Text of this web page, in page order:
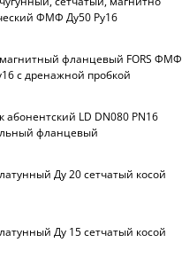
ФМФ Ду50 Ру16
фланцевый FORS ФМФ
с дренажной пробкой
абонентский LD DN080 PN16
фланцевый
Ду 20 сетчатый косой
Ду 15 сетчатый косой